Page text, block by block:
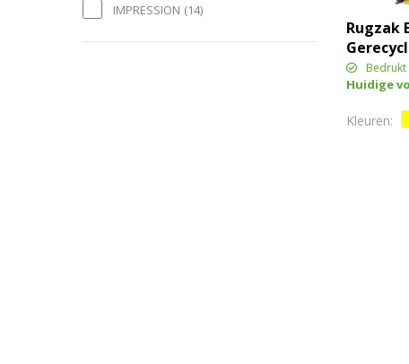
IMPRESSION (14)
Rugzak
| 1,5 lBedrukt
Huidige